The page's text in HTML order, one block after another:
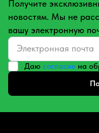
Получите
новостям. Мы не
вашу электронную
Даю согласие на